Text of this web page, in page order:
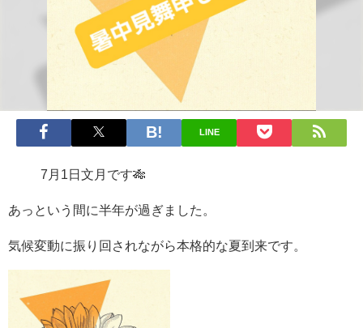
LINE
7月1日文月です🎋
あっという間に半年が過ぎました。
気候変動に振り回されながら本格的な夏到来です。